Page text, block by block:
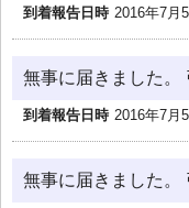
到着報告日時 2016年7月
無事に届きました。
到着報告日時 2016年7月
無事に届きました。